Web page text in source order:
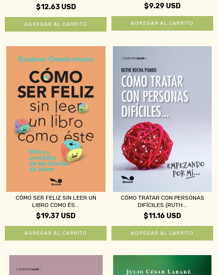
$12.63 USD $9.29 USD
CÓMO SER FELIZ SIN LEER UN
LIBRO COMO ÉS...
$19.37 USD
CÓMO TRATAR CON PERSONAS
DIFÍCILES (RUTH...
$11.16 USD